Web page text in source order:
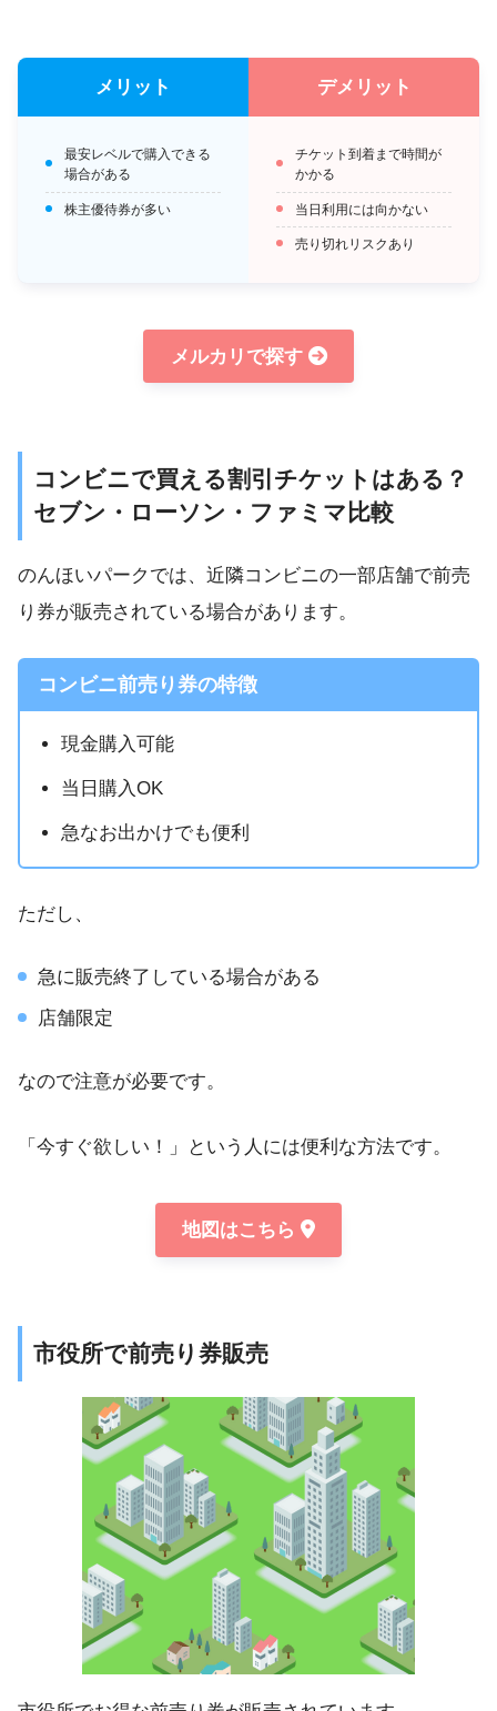
メリット
最安レベルで購入できる
場合がある
株主優待券が多い
デメリット
チケット到着まで時間が
かかる
当日利用には向かない
売り切れリスクあり
メルカリで探す
コンビニで買える割引チケットはある？
セブン・ローソン・ファミマ比較
のんほいパークでは、近隣コンビニの一部店舗で前売
り券が販売されている場合があります。
コンビニ前売り券の特徴
現金購入可能
当日購入OK
急なお出かけでも便利
ただし、
急に販売終了している場合がある
店舗限定
なので注意が必要です。
「今すぐ欲しい！」という人には便利な方法です。
地図はこちら
市役所で前売り券販売